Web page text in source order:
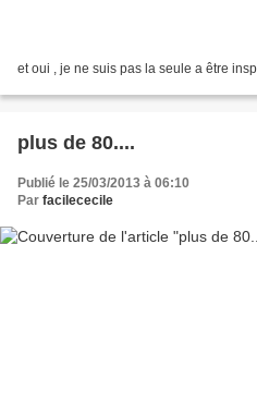
et oui , je ne suis pas la seule a être
plus de 80....
Publié le 25/03/2013 à 06:10
Par facilececile